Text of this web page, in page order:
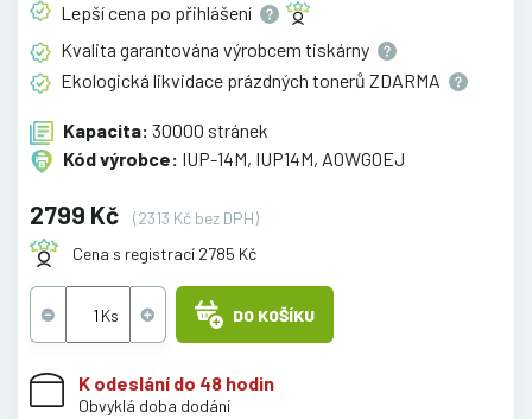
Lepší cena po přihlášení
Kvalita garantována výrobcem tiskárny
Ekologická likvidace prázdných tonerů ZDARMA
Kapacita: 30000 stránek
Kód výrobce: IUP-14M, IUP14M, A0WG0EJ
2799 Kč
(2313 Kč bez DPH)
Cena s registrací 2785 Kč
DO KOŠÍKU
K odeslání do 48 hodin
Obvyklá doba dodání